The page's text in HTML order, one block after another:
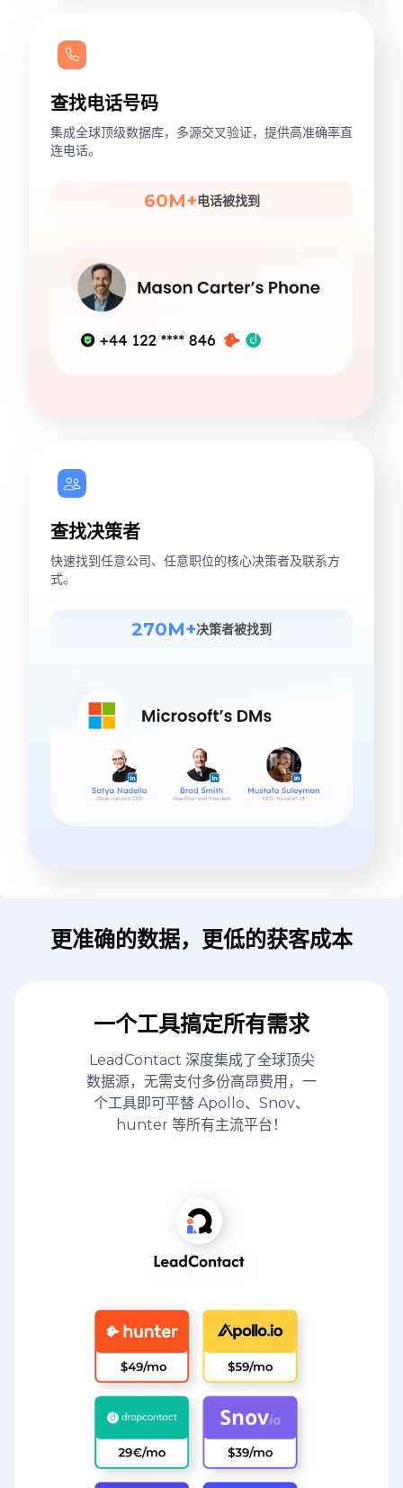
查找电话号码
集成全球顶级数据库，多源交叉验证，提供高准确率直
连电话。
60M+电话被找到
查找决策者
快速找到任意公司、任意职位的核心决策者及联系方
式。
270M+决策者被找到
更准确的数据，更低的获客成本
一个工具搞定所有需求
LeadContact 深度集成了全球顶尖
数据源，无需支付多份高昂费用，一
个工具即可平替 Apollo、Snov、
hunter 等所有主流平台！